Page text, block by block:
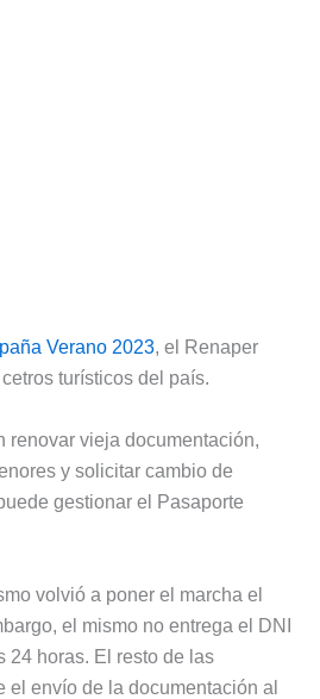
Verano 2023, el Renaper
turísticos del país.
renovar vieja documentación,
y solicitar cambio de
gestionar el Pasaporte
volvió a poner el marcha el
el mismo no entrega el DNI
24 horas. El resto de las
el envío de la documentación al